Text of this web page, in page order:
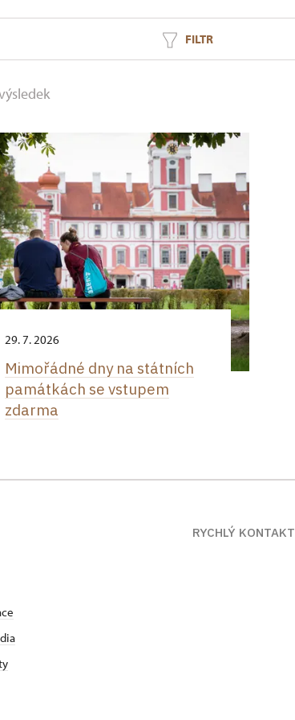
FILTR
29. 7. 2026
Mimořádné dny na státních
památkách se vstupem
zdarma
RYCHLÝ KONTAKT